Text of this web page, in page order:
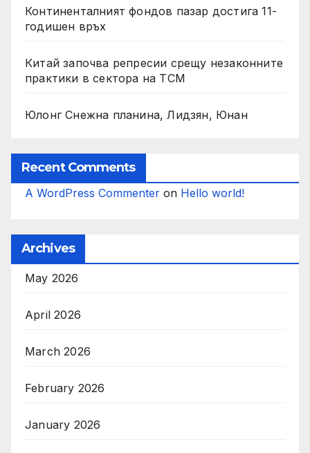
Континенталният фондов пазар достига 11-
годишен връх
Китай започва репресии срещу незаконните
практики в сектора на TCM
Юлонг Снежна планина, Лидзян, Юнан
Recent Comments
A WordPress Commenter on Hello world!
Archives
May 2026
April 2026
March 2026
February 2026
January 2026